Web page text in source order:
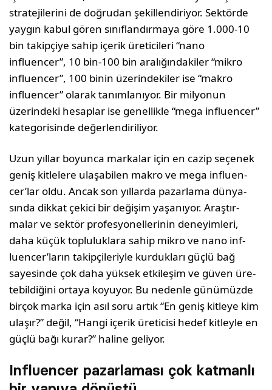
stratejilerini de doğrudan şekillendiri­yor. Sektörde
yaygın kabul gören sınıflandırmaya göre 1.000-10
bin takipçiye sahip içerik üreticileri “nano
influencer”, 10 bin-100 bin aralığındakiler “mikro
influencer”, 100 binin üzerindekiler ise “makro
influencer” olarak tanımlanıyor. Bir mil­yonun
üzerindeki hesaplar ise genellikle “mega influencer”
kategorisinde değerlendiriliyor.
Uzun yıllar boyunca markalar için en cazip seçenek
geniş kitlelere ulaşabilen makro ve mega influen­
cer’lar oldu. Ancak son yıllarda pazarlama dünya­
sında dikkat çekici bir değişim yaşanıyor. Araştır­
malar ve sektör profesyonellerinin deneyimleri,
daha küçük topluluklara sahip mikro ve nano inf­
luencer’ların takipçileriyle kurdukları güçlü bağ
sayesinde çok daha yüksek etkileşim ve güven üre­
tebildiğini ortaya koyuyor. Bu nedenle günümüzde
birçok marka için asıl soru artık “En geniş kitleye kim
ulaşır?” değil, “Hangi içerik üreticisi hedef kit­leyle en
güçlü bağı kurar?” haline geliyor.
Influencer pazarlaması çok katmanlı